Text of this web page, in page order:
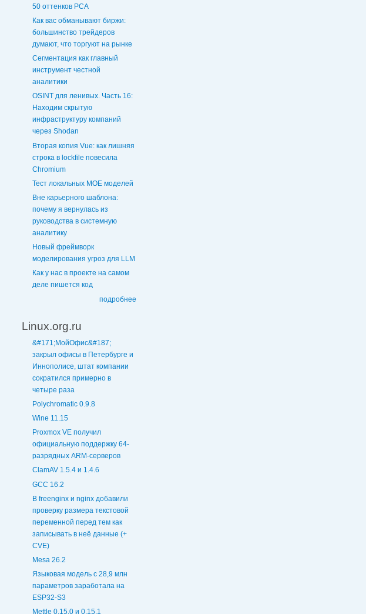
50 оттенков PCA
Как вас обманывают биржи:
большинство трейдеров
думают, что торгуют на рынке
Сегментация как главный
инструмент честной
аналитики
OSINT для ленивых. Часть 16:
Находим скрытую
инфраструктуру компаний
через Shodan
Вторая копия Vue: как лишняя
строка в lockfile повесила
Chromium
Тест локальных MOE моделей
Вне карьерного шаблона:
почему я вернулась из
руководства в системную
аналитику
Новый фреймворк
моделирования угроз для LLM
Как у нас в проекте на самом
деле пишется код
подробнее
Linux.org.ru
&#171;МойОфис&#187;
закрыл офисы в Петербурге и
Иннополисе, штат компании
сократился примерно в
четыре раза
Polychromatic 0.9.8
Wine 11.15
Proxmox VE получил
официальную поддержку 64-
разрядных ARM-серверов
ClamAV 1.5.4 и 1.4.6
GCC 16.2
В freenginx и nginx добавили
проверку размера текстовой
переменной перед тем как
записывать в неё данные (+
CVE)
Mesa 26.2
Языковая модель с 28,9 млн
параметров заработала на
ESP32-S3
Mettle 0.15.0 и 0.15.1